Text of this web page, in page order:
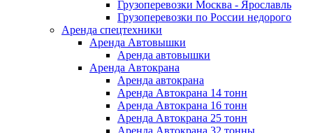
Грузоперевозки Москва - Ярославль
Грузоперевозки по России недорого
Аренда спецтехники
Аренда Автовышки
Аренда автовышки
Аренда Автокрана
Аренда автокрана
Аренда Автокрана 14 тонн
Аренда Автокрана 16 тонн
Аренда Автокрана 25 тонн
Аренда Автокрана 32 тонны